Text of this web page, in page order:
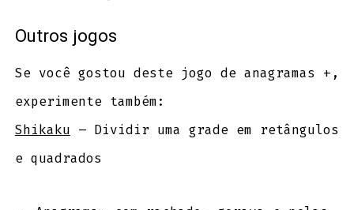
Outros jogos
Se você gostou deste jogo de anagramas +,
experimente também:
Shikaku – Dividir uma grade em retângulos
e quadrados